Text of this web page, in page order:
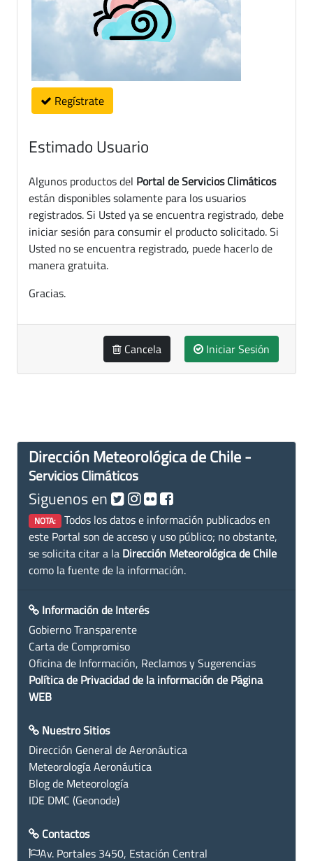
Regístrate
Estimado Usuario
Algunos productos del Portal de Servicios Climáticos
están disponibles solamente para los usuarios
registrados. Si Usted ya se encuentra registrado, debe
iniciar sesión para consumir el producto solicitado. Si
Usted no se encuentra registrado, puede hacerlo de
manera gratuita.
Gracias.
Cancela Iniciar Sesión
Dirección Meteorológica de Chile -
Servicios Climáticos
Siguenos en
NOTA: Todos los datos e información publicados en
este Portal son de acceso y uso público; no obstante,
se solicita citar a la Dirección Meteorológica de Chile
como la fuente de la información.
Información de Interés
Gobierno Transparente
Carta de Compromiso
Oficina de Información, Reclamos y Sugerencias
Política de Privacidad de la información de Página
WEB
Nuestro Sitios
Dirección General de Aeronáutica
Meteorología Aeronáutica
Blog de Meteorología
IDE DMC (Geonode)
Contactos
Av. Portales 3450, Estación Central